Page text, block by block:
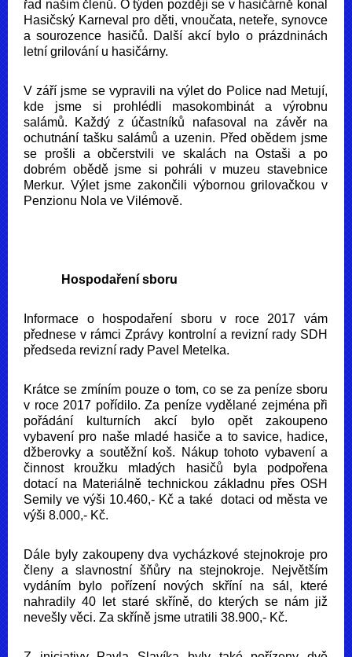
řad našim členů. O týden později se v hasičárně konal
Hasičský Karneval pro děti, vnoučata, neteře, synovce
a sourozence hasičů. Další akcí bylo o prázdninách
letní grilování u hasičárny.
V září jsme se vypravili na výlet do Police nad Metují,
kde jsme si prohlédli masokombinát a výrobnu
salámů. Každý z účastníků nafasoval na závěr na
ochutnání tašku salámů a uzenin. Před obědem jsme
se prošli a občerstvili ve skalách na Ostaši a po
dobrém obědě jsme si pohráli v muzeu stavebnice
Merkur. Výlet jsme zakončili výbornou grilovačkou v
Penzionu Nola ve Vilémově.
Hospodaření sboru
Informace o hospodaření sboru v roce 2017 vám
přednese v rámci Zprávy kontrolní a revizní rady SDH
předseda revizní rady Pavel Metelka.
Krátce se zmíním pouze o tom, co se za peníze sboru
v roce 2017 pořídilo. Za peníze vydělané zejména při
pořádání kulturních akcí bylo opět zakoupeno
vybavení pro naše mladé hasiče a to savice, hadice,
džberovky a soutěžní koš. Nákup tohoto vybavení a
činnost kroužku mladých hasičů byla podpořena
dotací na Materiálně technickou základnu přes OSH
Semily ve výši 10.460,- Kč a také dotaci od města ve
výši 8.000,- Kč.
Dále byly zakoupeny dva vycházkové stejnokroje pro
členy a slavnostní šňůry na stejnokroje. Největším
vydáním bylo pořízení nových skříní na sál, které
nahradily 40 let staré skříně, do kterých se nám již
nevešly věci. Za skříně jsme utratili 38.900,- Kč.